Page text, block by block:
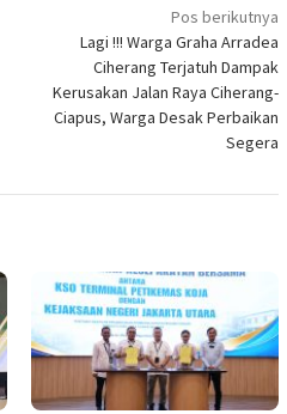
Pos berikutnya
Lagi !!! Warga Graha Arradea
Ciherang Terjatuh Dampak
Kerusakan Jalan Raya Ciherang-
Ciapus, Warga Desak Perbaikan
Segera